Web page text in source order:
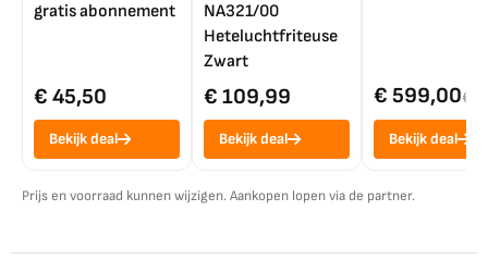
gratis abonnement
€ 45,50
Bekijk deal
NA321/00
Heteluchtfriteuse
Zwart
€ 109,99
Bekijk deal
€ 599,00€
Bekijk deal
Prijs en voorraad kunnen wijzigen. Aankopen lopen via de partner.